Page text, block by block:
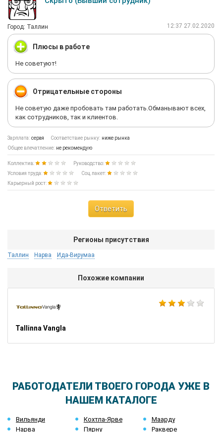
Город: Таллин 12:37 27.02.2020
Плюсы в работе
Не советуют!
Отрицательные стороны
Не советую даже пробовать там работать.Обманывают всех,
как сотрудников, так и клиентов.
Зарплата: серая Соответствие рынку: ниже рынка
Общее впечатление: не рекомендую
Коллектив:
Руководство:
Условия труда:
Соц.пакет:
Карьерный рост:
Ответить
Регионы присутствия
Таллин Нарва Ида-Вирумаа
Похожие компании
Tallinna Vangla
РАБОТОДАТЕЛИ ТВОЕГО ГОРОДА УЖЕ В
НАШЕМ КАТАЛОГЕ
Вильянди Кохтла-Ярве
Маарду
Нарва
Пярну Раквере